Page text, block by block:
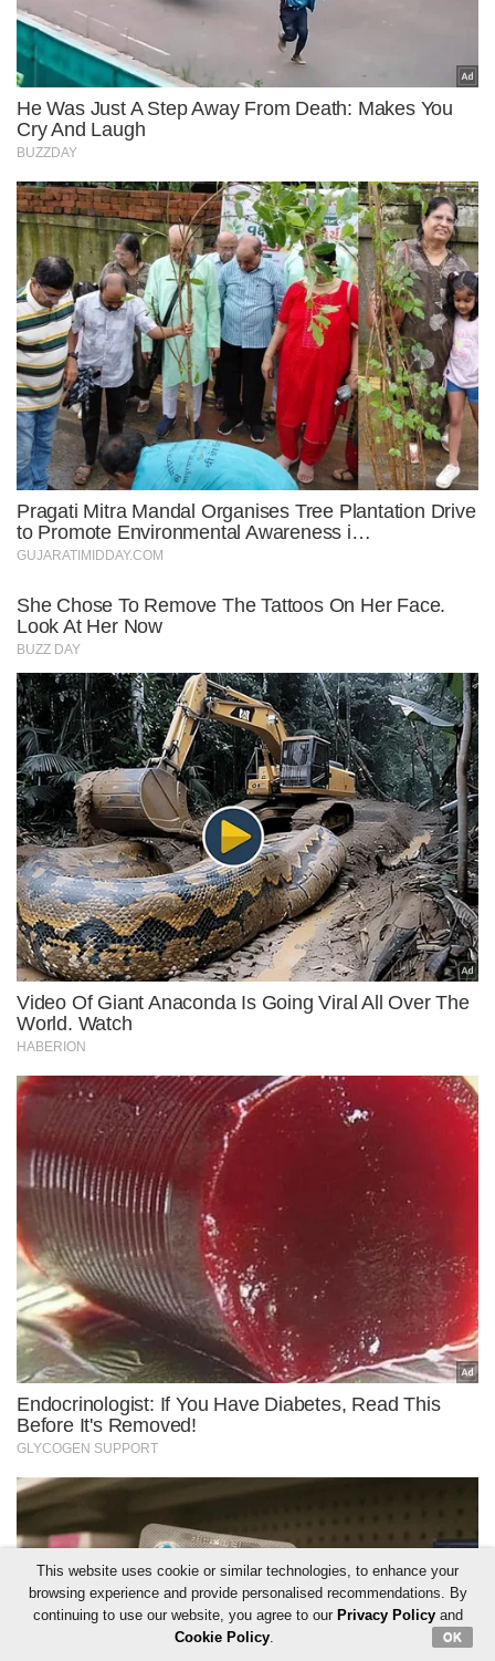
This website uses cookie or similar technologies, to enhance your
browsing experience and provide personalised recommendations. By
continuing to use our website, you agree to our Privacy Policyand
Cookie Policy. OK